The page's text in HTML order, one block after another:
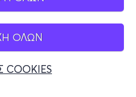
ΟΛΩΝ
COOKIES